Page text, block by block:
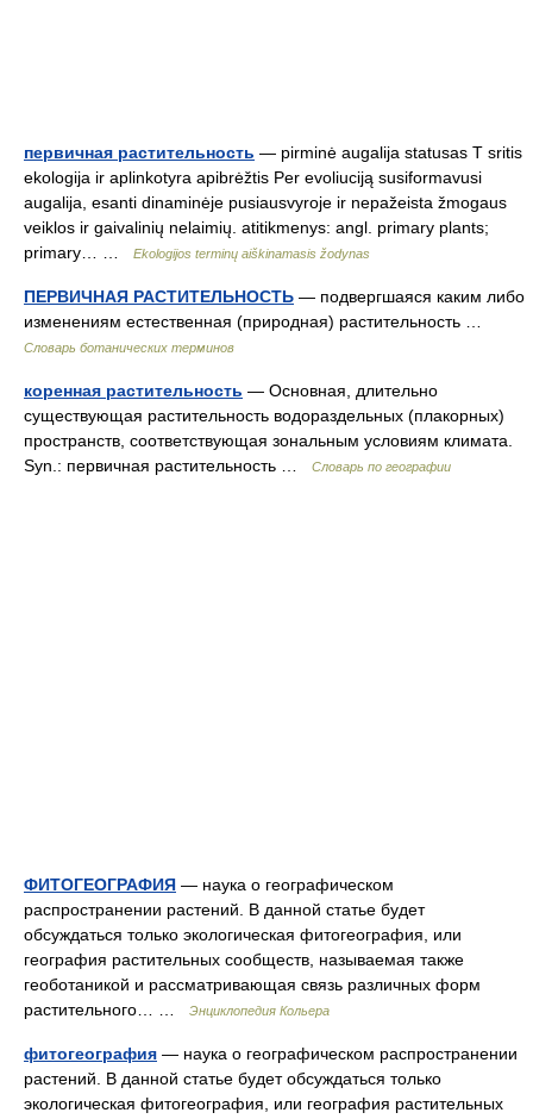
первичная растительность — pirminė augalija statusas T sritis
ekologija ir aplinkotyra apibrėžtis Per evoliuciją susiformavusi
augalija, esanti dinaminėje pusiausvyroje ir nepažeista žmogaus
veiklos ir gaivalinių nelaimių. atitikmenys: angl. primary plants;
primary… …
Ekologijos terminų aiškinamasis žodynas
ПЕРВИЧНАЯ РАСТИТЕЛЬНОСТЬ — подвергшаяся каким либо
изменениям естественная (природная) растительность …
Словарь ботанических терминов
коренная растительность — Основная, длительно
существующая растительность водораздельных (плакорных)
пространств, соответствующая зональным условиям климата.
Syn.: первичная растительность …
Словарь по географии
ФИТОГЕОГРАФИЯ — наука о географическом
распространении растений. В данной статье будет
обсуждаться только экологическая фитогеография, или
география растительных сообществ, называемая также
геоботаникой и рассматривающая связь различных форм
растительного… …
Энциклопедия Кольера
фитогеография — наука о географическом распространении
растений. В данной статье будет обсуждаться только
экологическая фитогеография, или география растительных